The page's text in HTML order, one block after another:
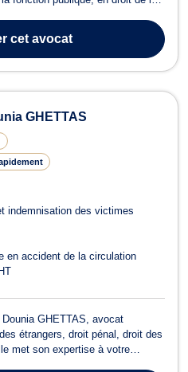
Maître Hannah MINDREN vous
cet avocat
GHETTAS
indemnisation des victimes
en accident de la circulation
GHETTAS, avocat
étrangers, droit pénal, droit des
met son expertise à votre